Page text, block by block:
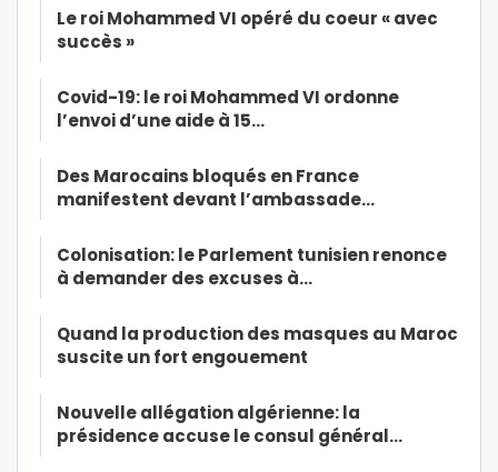
Le roi Mohammed VI opéré du coeur « avec
succès »
Covid-19: le roi Mohammed VI ordonne
l’envoi d’une aide à 15…
Des Marocains bloqués en France
manifestent devant l’ambassade…
Colonisation: le Parlement tunisien renonce
à demander des excuses à…
Quand la production des masques au Maroc
suscite un fort engouement
Nouvelle allégation algérienne: la
présidence accuse le consul général…